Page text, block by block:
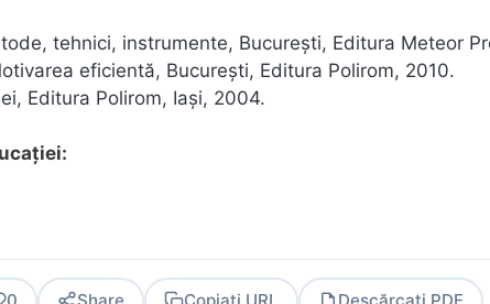
tehnici, instrumente, Bucureşti, Editura Meteor
eficientă, București, Editura Polirom, 2010.
Editura Polirom, Iaşi, 2004.
0 Share Copiați URL Descărcați PDF